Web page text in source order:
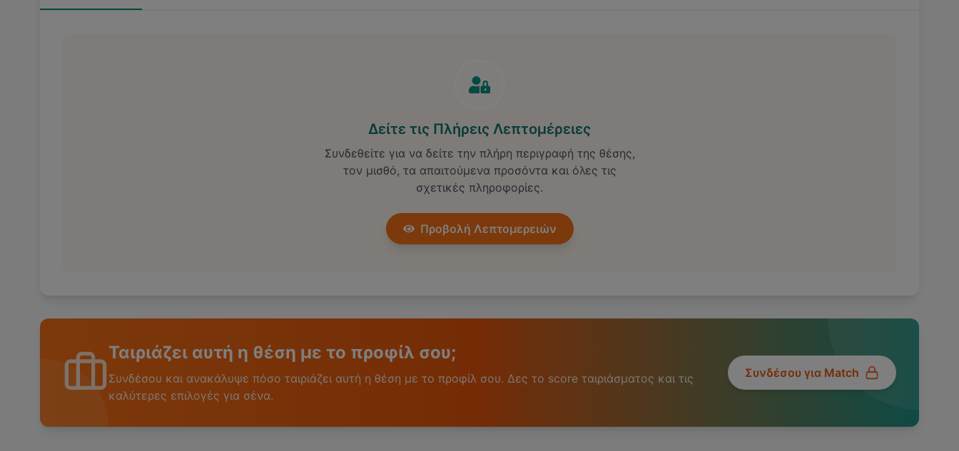
Δείτε τις Πλήρεις Λεπτομέρειες
Συνδεθείτε για να δείτε την πλήρη περιγραφή της θέσης,
τον μισθό, τα απαιτούμενα προσόντα και όλες τις
σχετικές πληροφορίες.
Προβολή Λεπτομερειών
Ταιριάζει αυτή η θέση με το προφίλ σου;
Συνδέσου και ανακάλυψε πόσο ταιριάζει αυτή η θέση με το προφίλ σου. Δες το score ταιριάσματος και τις
καλύτερες επιλογές για σένα.
Συνδέσου για Match